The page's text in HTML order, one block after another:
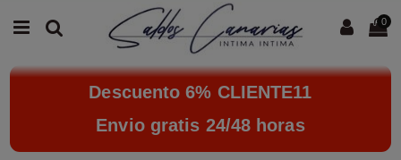
0
Descuento 6% CLIENTE11
Envio gratis 24/48 horas